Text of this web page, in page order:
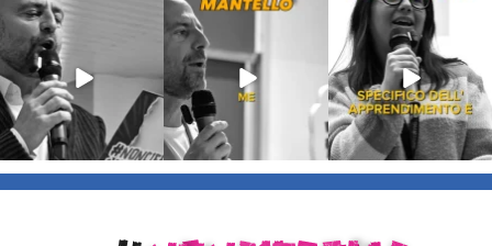
Lug 9
54
Giu 21 Giu 18
871